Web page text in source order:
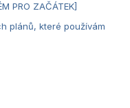
PRO ZAČÁTEK]
plánů, které používám